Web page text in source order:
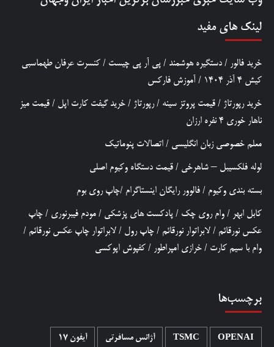
لینک های مفید
خرید فالور / دستگیره هوشمند / پی آر پی چیست / کنسرت عرفان طهماسبی
کیش 4 آذر 1404
/ آموزش فارکس
خرید رپورتاژ / قیمت پروتز سینه /رپورتاژ / خرید گیفت کارت اپل / قیمت میز
ناهار خوری 4 نفره ارزان
معلم خصوصی زبان انگلیسی / اتصالات پنوماتیک
لوله فلکسیبل – شاهرخی / قیمت دستگاه وکیوم اصلی
بسته بندی وکیوم / فالوور رایگان اینستاگرام /چاپ روی بوم
کابل ابهر / وام روی چک / پادکست های پزشکی / مودم فیبرنوری / چاپ
عکس نورقائم / لابراتوار نورقائم / چاپ رول / لابراتوار چاپ عکس نورقائم /
وام با سیم کارت / خرازی امپراطور / کفپوش اپوکسی
برچسب‌ها
OPENAI
TSMC آژانس مسافرتی آیفون 17